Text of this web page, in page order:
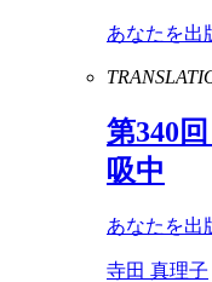
あなたを出
第340
吸中
あなたを出
寺田 真理子